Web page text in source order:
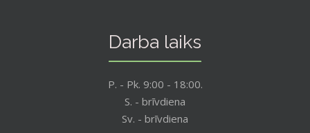
Darba laiks
P. - Pk. 9:00 - 18:00.
S. - brīvdiena
Sv. - brīvdiena